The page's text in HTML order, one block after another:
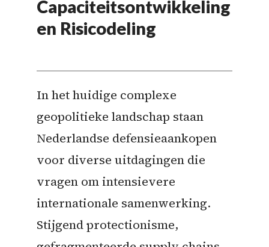
Capaciteitsontwikkeling
en Risicodeling
In het huidige complexe
geopolitieke landschap staan
Nederlandse defensieaankopen
voor diverse uitdagingen die
vragen om intensievere
internationale samenwerking.
Stijgend protectionisme,